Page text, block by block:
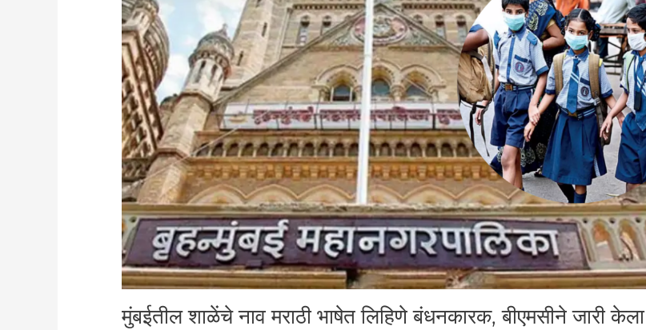
मुंबईतील शाळेंचे नाव मराठी भाषेत लिहिणे बंधनकारक, बीएमसीने जारी केला
शाळेंचे
नाव
मराठी
भाषेत
लिहिणे
बंधनकारक,
बीएमसीने
जारी
केला
आदेश